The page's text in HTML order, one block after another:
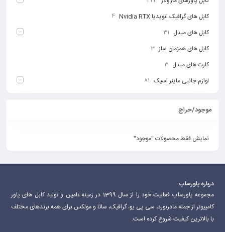
کابل های گرافیک انویدیا Nvidia RTX 4
کابل های مبدل 31
کابل های همزمان ساز 3
کارت های مبدل 3
لوازم جانبی ماینر اسیک 81
موجود/حراج
نمایش فقط محصولات "موجود"
درباره پاورساپ
مجموعه پاورساپ فعالیت خود را از سال 1399 در زمینه تامین و تولید کابل های پاور
کامپیوتر از جمله مادربورد، سی پی یو، گرافیک، ساتا و مولکس برای همه برندهای مختلف
با بالاترین کیفیت شروع کرده است.